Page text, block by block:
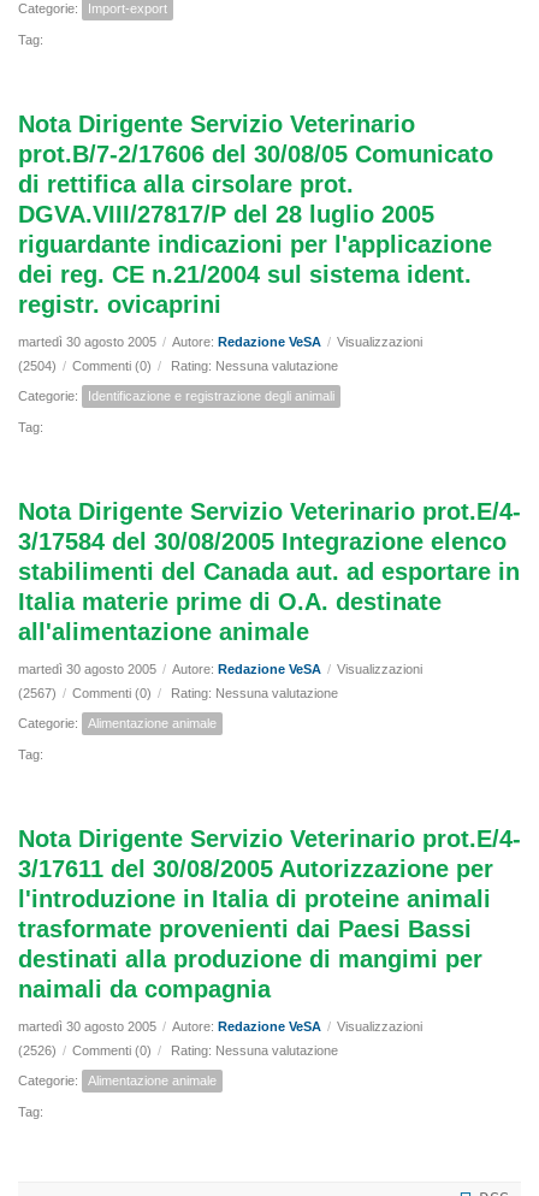
Categorie: Import-export
Tag:
Nota Dirigente Servizio Veterinario
prot.B/7-2/17606 del 30/08/05 Comunicato
di rettifica alla cirsolare prot.
DGVA.VIII/27817/P del 28 luglio 2005
riguardante indicazioni per l'applicazione
dei reg. CE n.21/2004 sul sistema ident.
registr. ovicaprini
martedì 30 agosto 2005 / Autore: Redazione VeSA / Visualizzazioni
(2504) / Commenti (0) / Rating: Nessuna valutazione
Categorie: Identificazione e registrazione degli animali
Tag:
Nota Dirigente Servizio Veterinario prot.E/4-
3/17584 del 30/08/2005 Integrazione elenco
stabilimenti del Canada aut. ad esportare in
Italia materie prime di O.A. destinate
all'alimentazione animale
martedì 30 agosto 2005 / Autore: Redazione VeSA / Visualizzazioni
(2567) / Commenti (0) / Rating: Nessuna valutazione
Categorie: Alimentazione animale
Tag:
Nota Dirigente Servizio Veterinario prot.E/4-
3/17611 del 30/08/2005 Autorizzazione per
l'introduzione in Italia di proteine animali
trasformate provenienti dai Paesi Bassi
destinati alla produzione di mangimi per
naimali da compagnia
martedì 30 agosto 2005 / Autore: Redazione VeSA / Visualizzazioni
(2526) / Commenti (0) / Rating: Nessuna valutazione
Categorie: Alimentazione animale
Tag: